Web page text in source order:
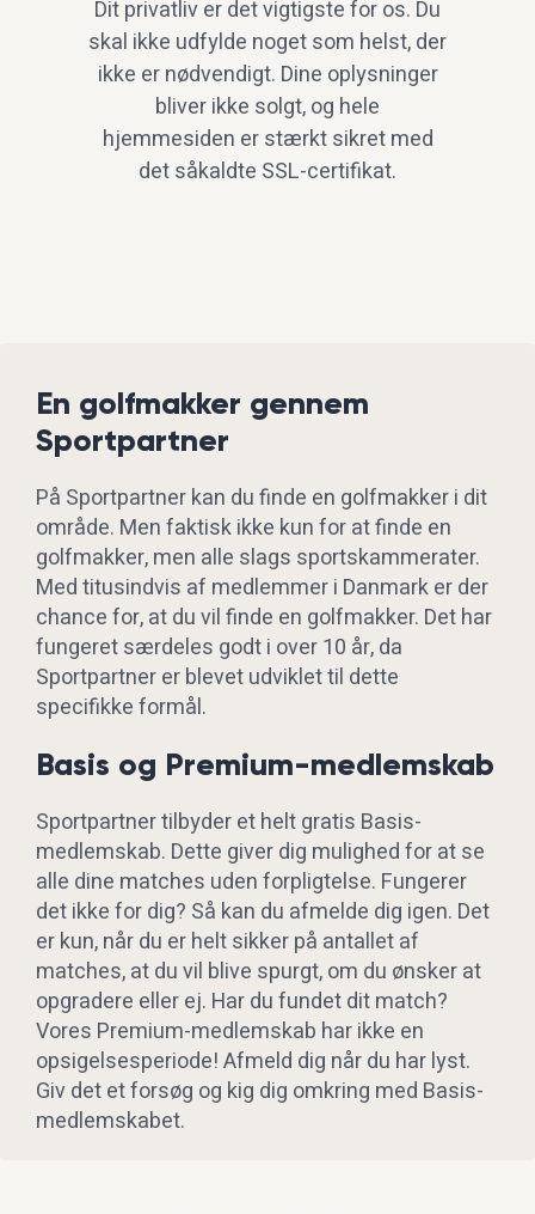
Dit privatliv er det vigtigste for os. Du
skal ikke udfylde noget som helst, der
ikke er nødvendigt. Dine oplysninger
bliver ikke solgt, og hele
hjemmesiden er stærkt sikret med
det såkaldte SSL-certifikat.
En golfmakker gennem
Sportpartner
På Sportpartner kan du finde en golfmakker i dit
område. Men faktisk ikke kun for at finde en
golfmakker, men alle slags sportskammerater.
Med titusindvis af medlemmer i Danmark er der
chance for, at du vil finde en golfmakker. Det har
fungeret særdeles godt i over 10 år, da
Sportpartner er blevet udviklet til dette
specifikke formål.
Basis og Premium-medlemskab
Sportpartner tilbyder et helt gratis Basis-
medlemskab. Dette giver dig mulighed for at se
alle dine matches uden forpligtelse. Fungerer
det ikke for dig? Så kan du afmelde dig igen. Det
er kun, når du er helt sikker på antallet af
matches, at du vil blive spurgt, om du ønsker at
opgradere eller ej. Har du fundet dit match?
Vores Premium-medlemskab har ikke en
opsigelsesperiode! Afmeld dig når du har lyst.
Giv det et forsøg og kig dig omkring med Basis-
medlemskabet.